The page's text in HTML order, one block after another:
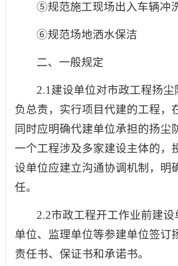
⑤规范施工现场出入车辆冲
⑥规范场地洒水保洁
二、一般规定
2.1建设单位对市政工程扬尘
负总责，实行项目代建的工程，
同时应明确代建单位承担的扬尘
一个工程涉及多家建设主体的，
设单位应建立沟通协调机制，明
任。
2.2市政工程开工作业前建设
单位、监理单位等参建单位签订
责任书、保证书和承诺书。